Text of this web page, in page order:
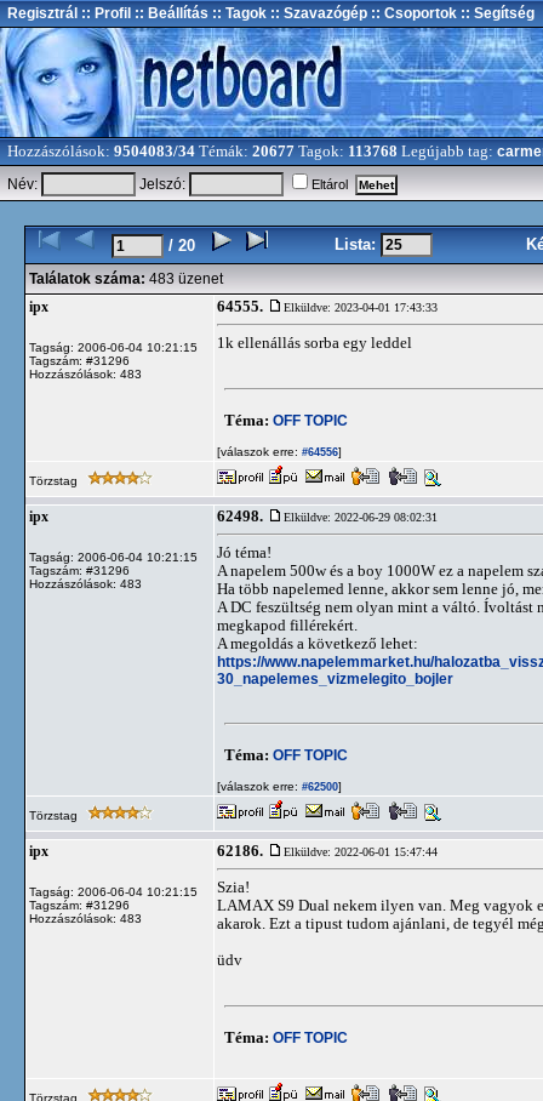
Regisztrál :: Profil :: Beállítás :: Tagok :: Szavazógép :: Csoportok :: Segítség
Hozzászólások: 9504083/34 Témák: 20677 Tagok: 113768 Legújabb tag:
Név:
Jelszó: Eltárol
/ 20 Lista:
Találatok száma: 483 üzenet
ipx
Tagság: 2006-06-04 10:21:15
Tagszám: #31296
Hozzászólások: 483
64555. Elküldve: 2023-04-01 17:43:33
1k ellenállás sorba egy leddel
Téma: OFF TOPIC
[válaszok erre: #64556]
Törzstag
ipx
Tagság: 2006-06-04 10:21:15
Tagszám: #31296
Hozzászólások: 483
62498. Elküldve: 2022-06-29 08:02:31
Jó téma!
A napelem 500w és a boy 1000W ez a napelem
Ha több napelemed lenne, akkor sem lenne jó,
A DC feszültség nem olyan mint a váltó. Ívoltást
megkapod fillérekért.
A megoldás a következő lehet:
https://www.napelemmarket.hu/
30_napelemes_vizmelegito_bojler
Téma: OFF TOPIC
[válaszok erre: #62500]
Törzstag
ipx
Tagság: 2006-06-04 10:21:15
Tagszám: #31296
Hozzászólások: 483
62186. Elküldve: 2022-06-01 15:47:44
Szia!
LAMAX S9 Dual nekem ilyen van. Meg vagyok
akarok. Ezt a tipust tudom ajánlani, de tegyél
üdv
Téma: OFF TOPIC
Törzstag